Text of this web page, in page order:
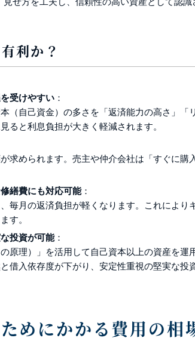
利か？
受けやすい ：
（自己資金）の多さを「返済能力の高さ」
ると利息負担が大きく軽減されます。
求められます。売主や仲介会社は「すぐに
繕費にも対応可能：
毎月の返済負担が軽くなります。これによ
す。
投資が可能：
原理）」を活用して自己資本以上の資産を
借入依存度が下がり、安定性重視の堅実な投
めにかかる費用の相